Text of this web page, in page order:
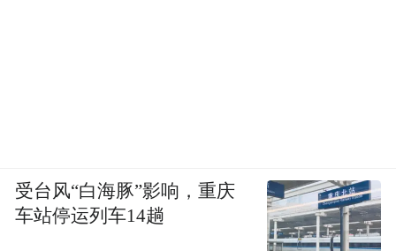
受台风“白海豚”影响，重庆
车站停运列车14趟